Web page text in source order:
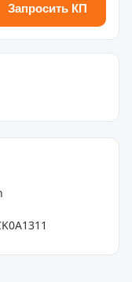
Запросить КП